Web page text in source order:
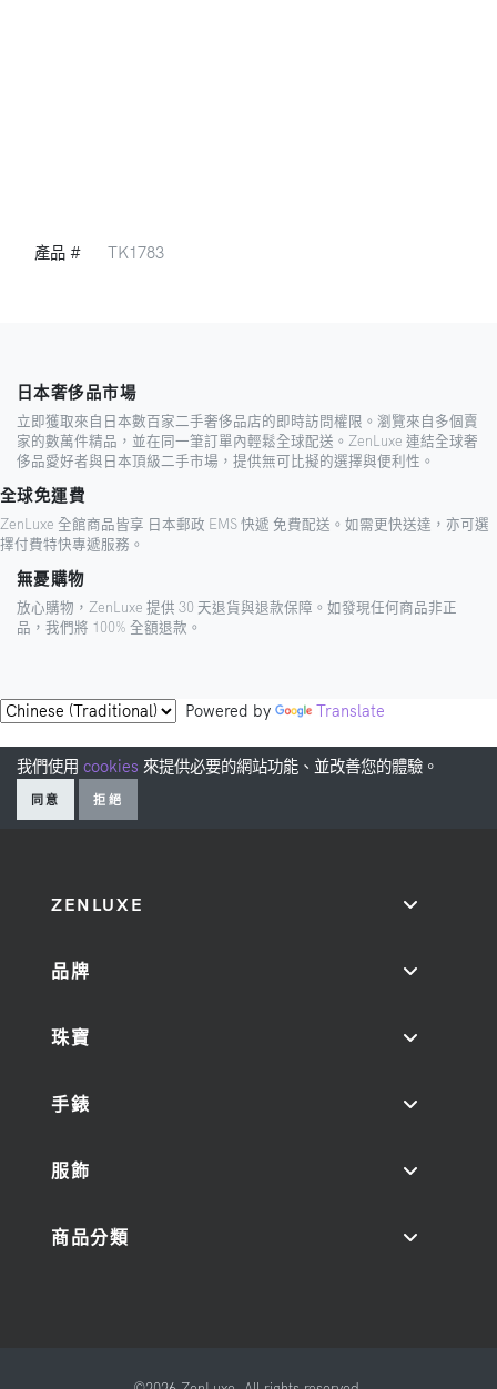
產品 # TK1783
日本奢侈品市場
立即獲取來自日本數百家二手奢侈品店的即時訪問權限。瀏覽來自多個賣
家的數萬件精品，並在同一筆訂單內輕鬆全球配送。ZenLuxe 連結全球奢
侈品愛好者與日本頂級二手市場，提供無可比擬的選擇與便利性。
全球免運費
ZenLuxe 全館商品皆享 日本郵政 EMS 快遞 免費配送。如需更快送達，亦可選
擇付費特快專遞服務。
無憂購物
放心購物，ZenLuxe 提供 30 天退貨與退款保障。如發現任何商品非正
品，我們將 100% 全額退款。
Powered by Translate
我們使用 cookies 來提供必要的網站功能、並改善您的體驗。
同意 拒絕
ZENLUXE
品牌
珠寶
手錶
服飾
商品分類